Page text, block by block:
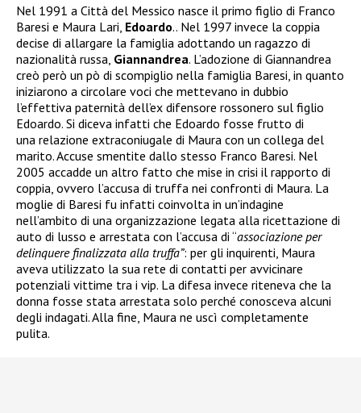
Nel 1991 a Città del Messico nasce il primo figlio di Franco
Baresi e Maura Lari, Edoardo.. Nel 1997 invece la coppia
decise di allargare la famiglia adottando un ragazzo di
nazionalità russa, Giannandrea. L’adozione di Giannandrea
creò però un pò di scompiglio nella famiglia Baresi, in quanto
iniziarono a circolare voci che mettevano in dubbio
l’effettiva paternità dell’ex difensore rossonero sul figlio
Edoardo. Si diceva infatti che Edoardo fosse frutto di
una relazione extraconiugale di Maura con un collega del
marito. Accuse smentite dallo stesso Franco Baresi. Nel
2005 accadde un altro fatto che mise in crisi il rapporto di
coppia, ovvero l’accusa di truffa nei confronti di Maura. La
moglie di Baresi fu infatti coinvolta in un’indagine
nell’ambito di una organizzazione legata alla ricettazione di
auto di lusso e arrestata con l’accusa di “associazione per
delinquere finalizzata alla truffa”: per gli inquirenti, Maura
aveva utilizzato la sua rete di contatti per avvicinare
potenziali vittime tra i vip. La difesa invece riteneva che la
donna fosse stata arrestata solo perché conosceva alcuni
degli indagati. Alla fine, Maura ne uscì completamente
pulita.